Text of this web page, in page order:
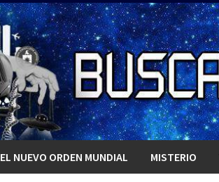
EL NUEVO ORDEN MUNDIAL MISTERIO